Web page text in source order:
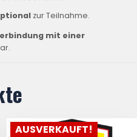
zur Teilnahme.
mit einer
AUSVERKAUFT!